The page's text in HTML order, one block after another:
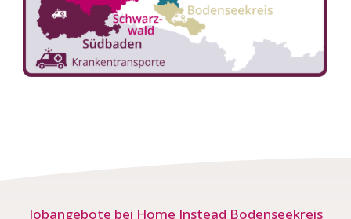
Jobangebote bei Home Instead Bodenseekreis